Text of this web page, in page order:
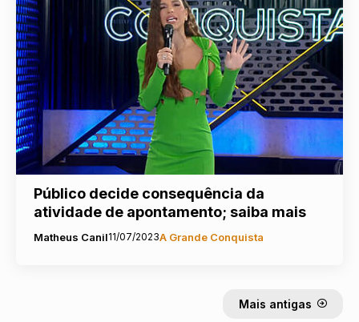
Público decide consequência da
atividade de apontamento; saiba mais
Matheus Canil11/07/2023A Grande Conquista
Mais antigas